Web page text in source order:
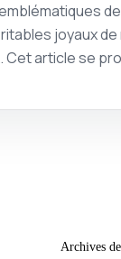
joyaux de
article se
Archives